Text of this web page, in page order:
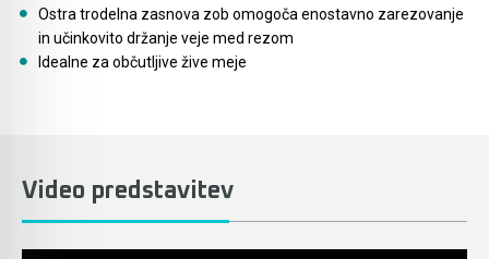
Ostra trodelna zasnova zob omogoča enostavno zarezovanje
in učinkovito držanje veje med rezom
Idealne za občutljive žive meje
Video predstavitev